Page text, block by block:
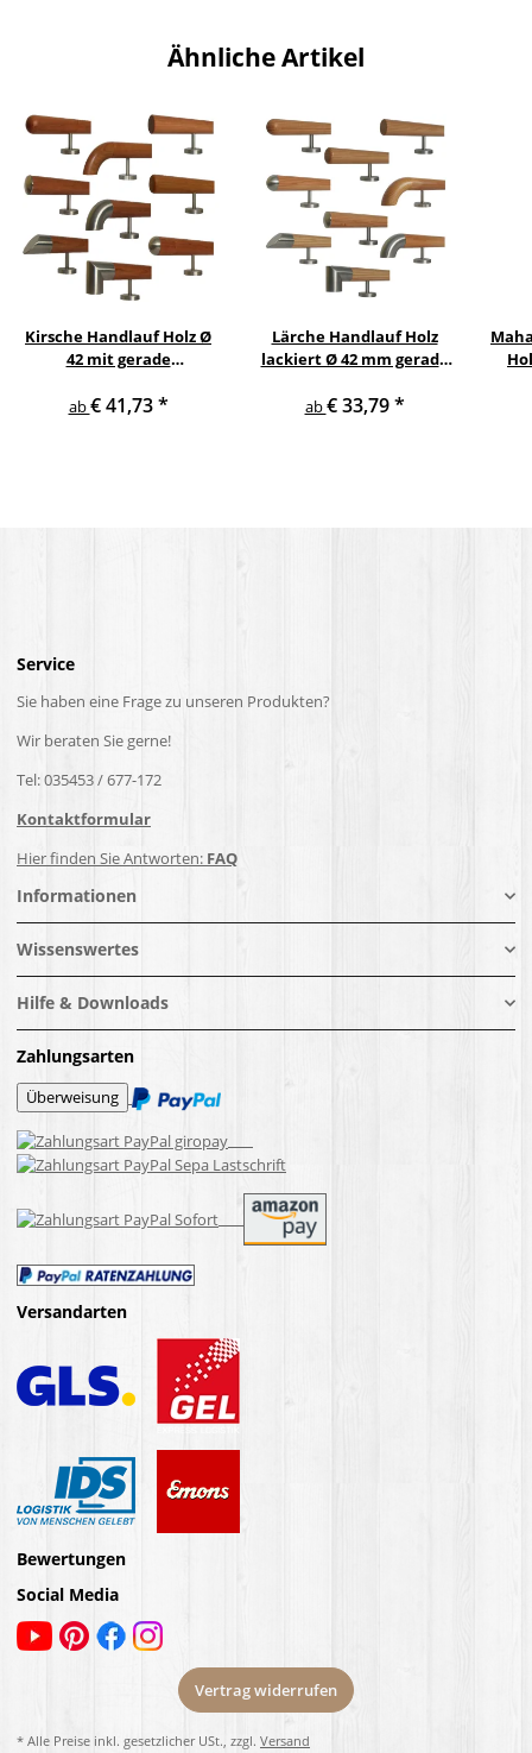
Ähnliche Artikel
Kirsche Handlauf Holz Ø
42 mit gerade
Endstücken
ab€ 41,73*
Lärche Handlauf Holz
lackiert Ø 42 mm gerade
Enden
ab€ 33,79*
Service
Sie haben eine Frage zu unseren Produkten?
Wir beraten Sie gerne!
Tel: 035453 / 677-172
Kontaktformular
Hier finden Sie Antworten: FAQ
Informationen
Wissenswertes
Hilfe & Downloads
Zahlungsarten
Versandarten
Bewertungen
Social Media
Vertrag widerrufen
* Alle Preise inkl. gesetzlicher USt., zzgl. Versand